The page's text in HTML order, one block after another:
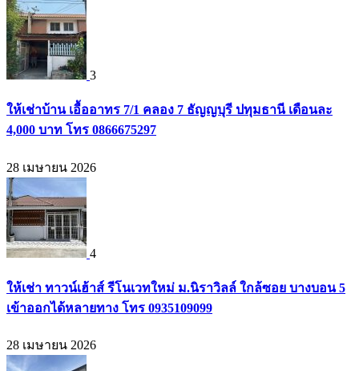
3
ให้เช่าบ้าน เอื้ออาทร 7/1 คลอง 7 ธัญญบุรี ปทุมธานี เดือนละ
4,000 บาท โทร 0866675297
28 เมษายน 2026
4
ให้เช่า ทาวน์เฮ้าส์ รีโนเวทใหม่ ม.นิราวิลล์ ใกล้ซอย บางบอน 5
เข้าออกได้หลายทาง โทร 0935109099
28 เมษายน 2026